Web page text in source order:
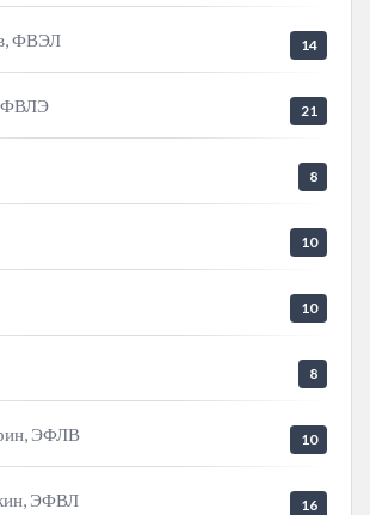
ФВЭЛ 14
ФВЛЭ 21
8
10
10
8
ЭФЛВ 10
ЭФВЛ 16